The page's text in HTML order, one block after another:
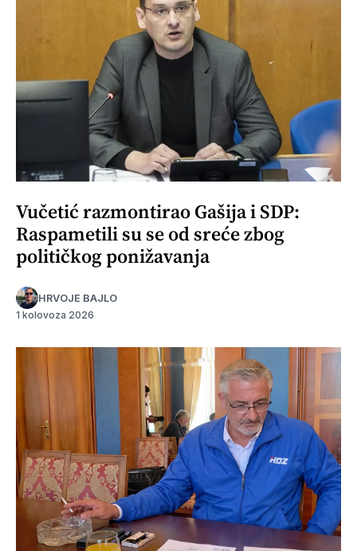
Vučetić razmontirao Gašija i SDP:
Raspametili su se od sreće zbog
političkog ponižavanja
HRVOJE BAJLO
1 kolovoza 2026